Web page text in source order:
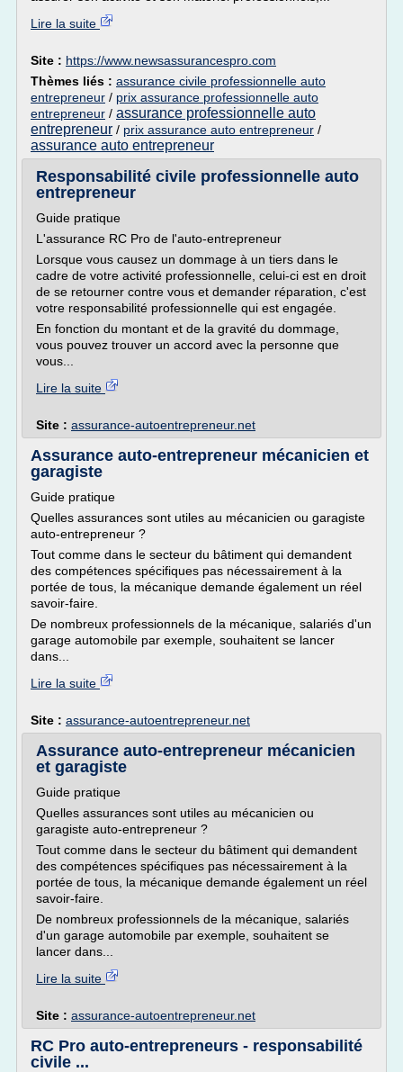
Lire la suite
Site : https://www.newsassurancespro.com
Thèmes liés : assurance civile professionnelle auto
entrepreneur / prix assurance professionnelle auto
entrepreneur / assurance professionnelle auto
entrepreneur / prix assurance auto entrepreneur /
assurance auto entrepreneur
Responsabilité civile professionnelle auto
entrepreneur
Guide pratique
L'assurance RC Pro de l'auto-entrepreneur
Lorsque vous causez un dommage à un tiers dans le
cadre de votre activité professionnelle, celui-ci est en droit
de se retourner contre vous et demander réparation, c'est
votre responsabilité professionnelle qui est engagée.
En fonction du montant et de la gravité du dommage,
vous pouvez trouver un accord avec la personne que
vous...
Lire la suite
Site : assurance-autoentrepreneur.net
Assurance auto-entrepreneur mécanicien et
garagiste
Guide pratique
Quelles assurances sont utiles au mécanicien ou garagiste
auto-entrepreneur ?
Tout comme dans le secteur du bâtiment qui demandent
des compétences spécifiques pas nécessairement à la
portée de tous, la mécanique demande également un réel
savoir-faire.
De nombreux professionnels de la mécanique, salariés d'un
garage automobile par exemple, souhaitent se lancer
dans...
Lire la suite
Site : assurance-autoentrepreneur.net
Assurance auto-entrepreneur mécanicien
et garagiste
Guide pratique
Quelles assurances sont utiles au mécanicien ou
garagiste auto-entrepreneur ?
Tout comme dans le secteur du bâtiment qui demandent
des compétences spécifiques pas nécessairement à la
portée de tous, la mécanique demande également un réel
savoir-faire.
De nombreux professionnels de la mécanique, salariés
d'un garage automobile par exemple, souhaitent se
lancer dans...
Lire la suite
Site : assurance-autoentrepreneur.net
RC Pro auto-entrepreneurs - responsabilité
civile ...